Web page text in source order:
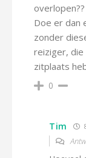
overlopen??
Doe er dan
zonder
reiziger, die
zitplaats
0
Tim